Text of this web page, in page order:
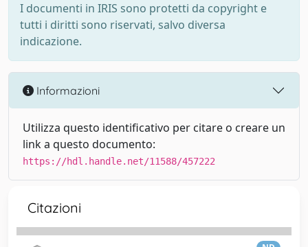
I documenti in IRIS sono protetti da copyright e
tutti i diritti sono riservati, salvo diversa
indicazione.
Informazioni
Utilizza questo identificativo per citare o creare un
link a questo documento:
https://hdl.handle.net/11588/457222
Citazioni